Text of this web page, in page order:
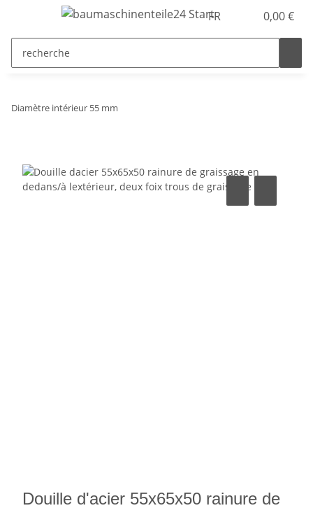
FR 0,00 €
Diamètre intérieur 55 mm
Douille d'acier 55x65x50 rainure de